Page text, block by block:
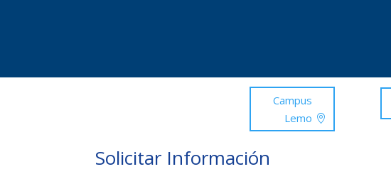
Campus
Lemo
Solicitar Información